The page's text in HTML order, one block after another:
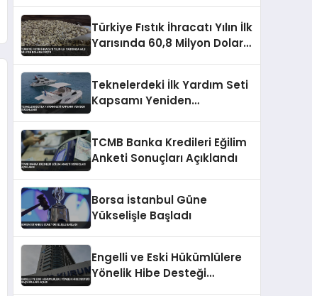
Türkiye Fıstık İhracatı Yılın İlk
Yarısında 60,8 Milyon Dolara
Teknelerdeki İlk Yardım Seti
Kapsamı Yeniden
TCMB Banka Kredileri Eğilim
Anketi Sonuçları Açıklandı
Borsa İstanbul Güne
Yükselişle Başladı
Engelli ve Eski Hükümlülere
Yönelik Hibe Desteği